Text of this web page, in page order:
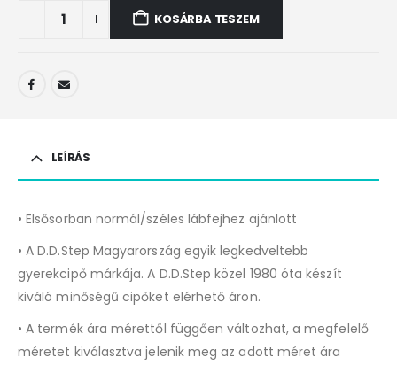
KOSÁRBA TESZEM
LEÍRÁS
• Elsősorban normál/széles lábfejhez ajánlott
• A D.D.Step Magyarország egyik legkedveltebb
gyerekcipő márkája. A D.D.Step közel 1980 óta készít
kiváló minőségű cipőket elérhető áron.
• A termék ára mérettől függően változhat, a megfelelő
méretet kiválasztva jelenik meg az adott méret ára